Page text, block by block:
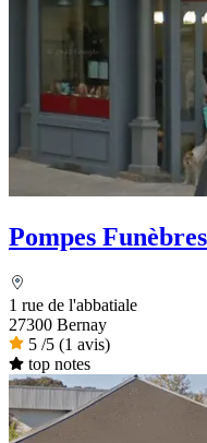
Pompes
1 rue de l'abbatiale
27300 Bernay
5 /5 (1 avis)
top notes